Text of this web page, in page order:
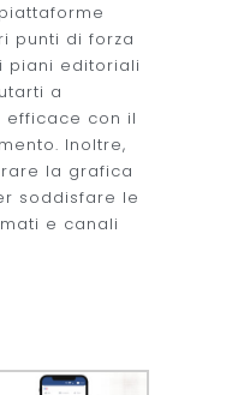
punti di forza
piani editoriali
a
efficace con il
Inoltre,
la grafica
soddisfare le
e canali